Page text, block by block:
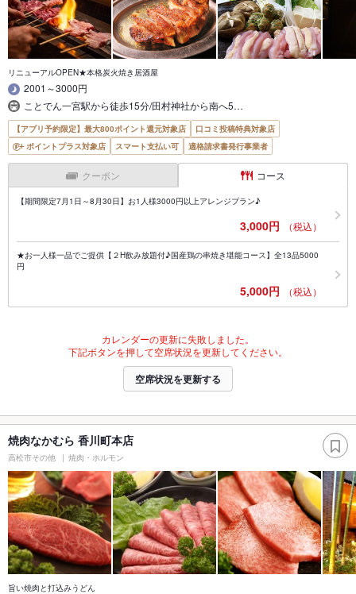
リニューアルOPEN★本格炭火焼き居酒屋
2001～3000円
ことでん一宮駅から徒歩15分/田村神社から南へ5…
【アプリ予約限定】最大800ポイント還元対象店
口コミ投稿特典対象店
ポイントプラス対象店
スマート支払い可 適格請求書発行事業者
クーポン コース
【期間限定7月1日～8月30日】お1人様3000円以上アレンジプラン♪
3,000円 （税込）
★お一人様一品でご提供【２H飲み放題付♪国産鶏の串焼き堪能コース】全13品5000
円
5,000円 （税込）
カレンダーの更新に失敗しました。
下記ボタンを押して空席状況を更新してください。
空席状況を更新する
焼肉なかむら 香川町本店
高松市その他 焼肉・ホルモン
旨い焼肉と打込みうどん